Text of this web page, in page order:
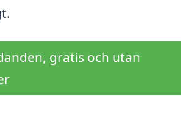
gratis och utan